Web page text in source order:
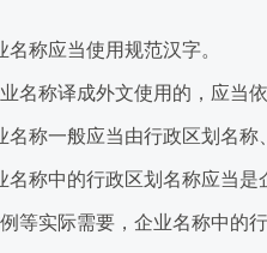
应当使用规范汉字。
称译成外文使用的，应当依
一般应当由行政区划名称、
中的行政区划名称应当是
实际需要，企业名称中的行